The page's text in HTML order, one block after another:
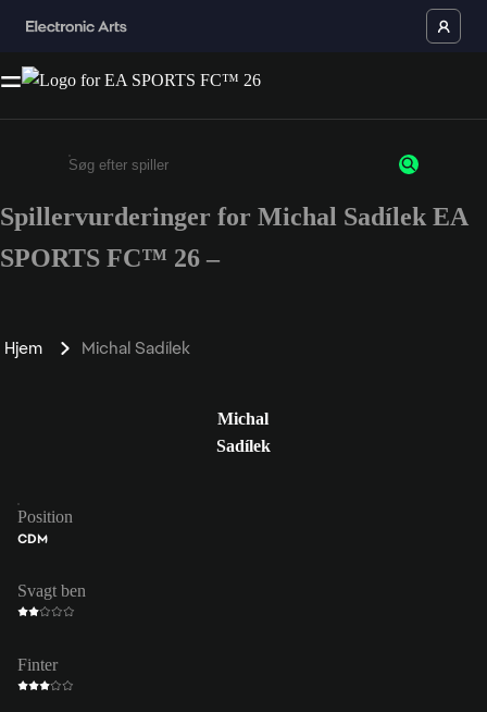
Enter a minimum of 3 characters or numbers
Spillervurderinger for Michal Sadílek EA
SPORTS FC™ 26 –
Hjem Michal Sadílek
Michal
Sadílek
Position
CDM
Svagt ben
Finter